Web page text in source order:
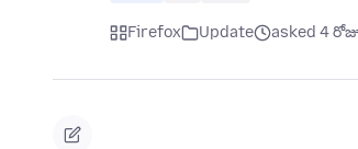
Firefox Update asked 4